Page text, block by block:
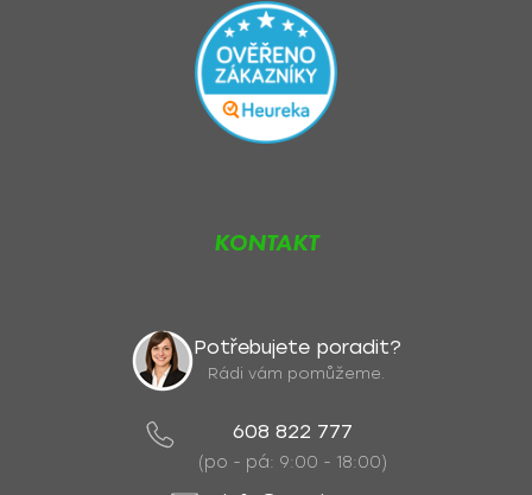
KONTAKT
Potřebujete poradit?
Rádi vám pomůžeme.
608 822 777
(po - pá: 9:00 - 18:00)